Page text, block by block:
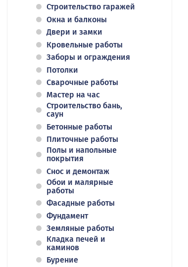
Строительство гаражей
Окна и балконы
Двери и замки
Кровельные работы
Заборы и ограждения
Потолки
Сварочные работы
Мастер на час
Строительство бань,
саун
Бетонные работы
Плиточные работы
Полы и напольные
покрытия
Снос и демонтаж
Обои и малярные
работы
Фасадные работы
Фундамент
Земляные работы
Кладка печей и
каминов
Бурение